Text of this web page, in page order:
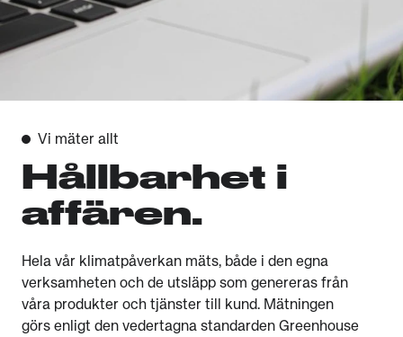
Vi mäter allt
Hållbarhet i
affären.
Hela vår klimatpåverkan mäts, både i den egna
verksamheten och de utsläpp som genereras från
våra produkter och tjänster till kund. Mätningen
görs enligt den vedertagna standarden Greenhouse